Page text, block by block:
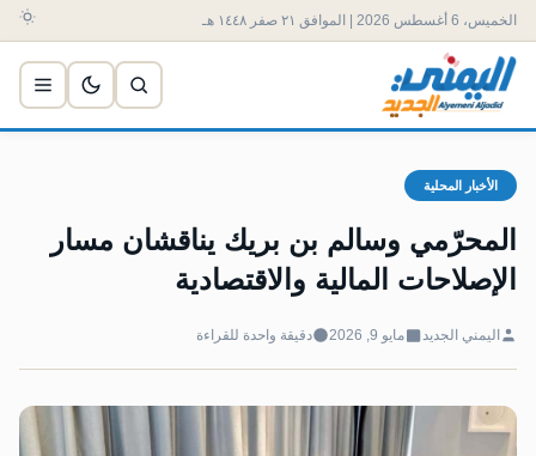
الخميس، 6 أغسطس 2026 | الموافق ٢١ صفر ١٤٤٨ هـ
الأخبار المحلية
‏المحرّمي وسالم بن بريك يناقشان مسار
الإصلاحات المالية والاقتصادية
اليمني الجديد مايو 9, 2026 دقيقة واحدة للقراءة